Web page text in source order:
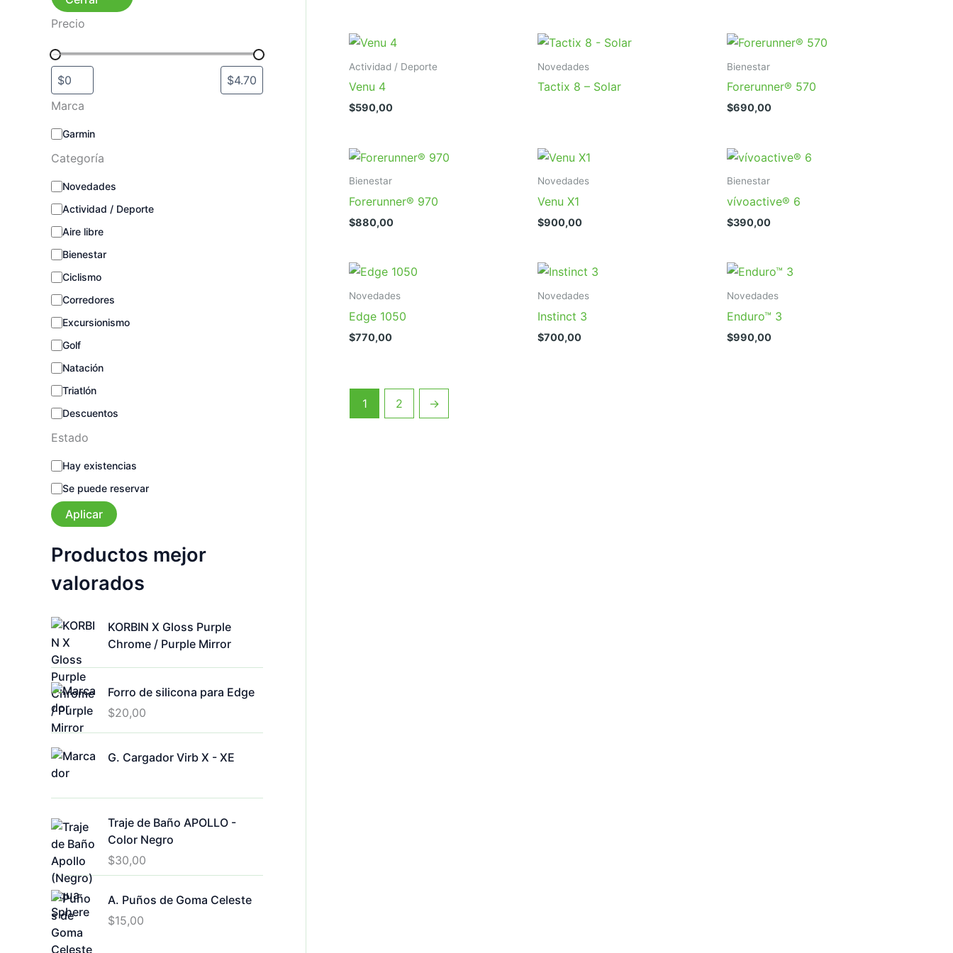
Precio
Marca
M
r
a
Garmin
Categoría
C
t
e
g
o
í
a
Novedades
Actividad / Deporte
Aire libre
Bienestar
Ciclismo
Corredores
Excursionismo
Golf
Natación
Triatlón
Descuentos
Estado
E
t
a
d
Hay existencias
Se puede reservar
Aplicar
Productos mejor
valorados
KORBIN X Gloss Purple
Chrome / Purple Mirror
Forro de silicona para Edge
$20,00
G. Cargador Virb X - XE
Traje de Baño APOLLO -
Color Negro
$30,00
A. Puños de Goma Celeste
$15,00
Actividad / Deporte
Venu 4
$590,00
Novedades
Tactix 8 – Solar
Bienestar
Forerunner® 570
$690,00
Bienestar
Forerunner® 970
$880,00
Novedades
Venu X1
$900,00
Bienestar
vívoactive® 6
$390,00
Novedades
Edge 1050
$770,00
Novedades
Instinct 3
$700,00
Novedades
Enduro™ 3
$990,00
1 2 →